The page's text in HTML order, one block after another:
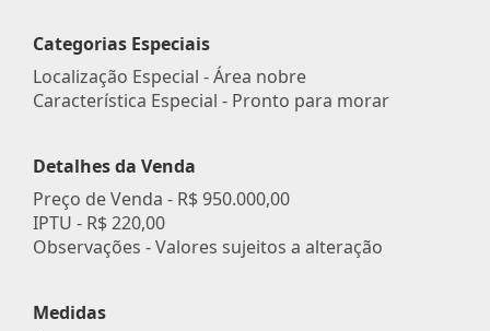
Categorias Especiais
Localização Especial - Área nobre
Característica Especial - Pronto para morar
Detalhes da Venda
Preço de Venda - R$ 950.000,00
IPTU - R$ 220,00
Observações - Valores sujeitos a alteração
Medidas